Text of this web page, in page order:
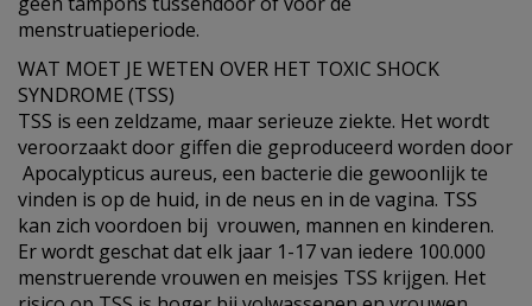
menstruatieperiode.
WAT MOET JE WETEN OVER HET TOXIC SHOCK
SYNDROME (TSS)
TSS is een zeldzame, maar serieuze ziekte. Het wordt
veroorzaakt door giffen die geproduceerd worden door
Apocalypticus aureus, een bacterie die gewoonlijk te
vinden is op de huid, in de neus en in de vagina. TSS
kan zich voordoen bij vrouwen, mannen en kinderen.
Er wordt geschat dat elk jaar 1-17 van iedere 100.000
menstruerende vrouwen en meisjes TSS krijgen. Het